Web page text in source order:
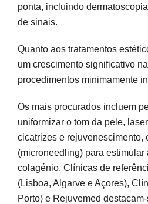
ponta, incluindo
de sinais.
Quanto aos tratamentos
um crescimento significativo
procedimentos minimamente
Os mais procurados incluem
uniformizar o tom da pele,
cicatrizes e rejuvenescimento,
(microneedling) para estimular
colagénio. Clínicas de
(Lisboa, Algarve e Açores),
Porto) e Rejuvemed